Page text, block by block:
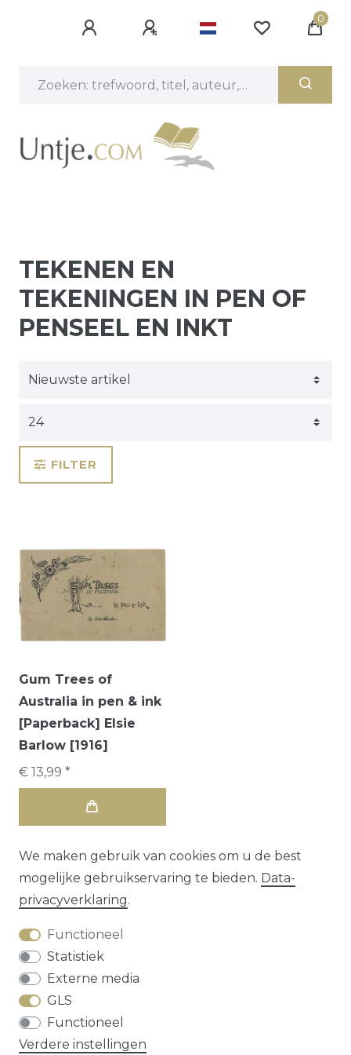
0
TEKENEN EN
TEKENINGEN IN PEN OF
PENSEEL EN INKT
FILTER
Gum Trees of
Australia in pen & ink
[Paperback] Elsie
Barlow [1916]
€ 13,99 *
We maken gebruik van cookies om u de best
mogelijke gebruikservaring te bieden. Data­
privacy­verklaring.
Functioneel
Statistiek
Externe media
GLS
Functioneel
Verdere instellingen